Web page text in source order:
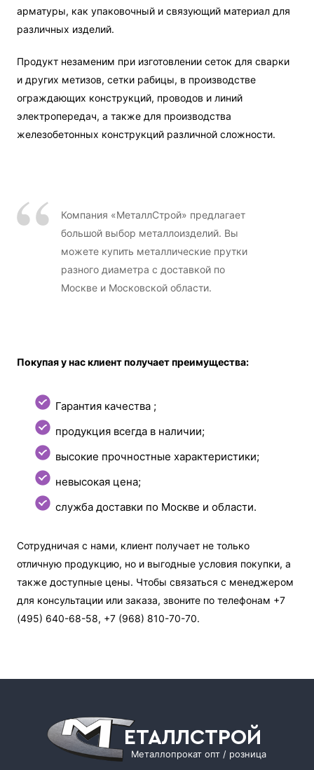
арматуры, как упаковочный и связующий материал для
различных изделий.
Продукт незаменим при изготовлении сеток для сварки
и других метизов, сетки рабицы, в производстве
ограждающих конструкций, проводов и линий
электропередач, а также для производства
железобетонных конструкций различной сложности.
Компания «МеталлСтрой» предлагает
большой выбор металлоизделий. Вы
можете купить металлические прутки
разного диаметра с доставкой по
Москве и Московской области.
Покупая у нас клиент получает преимущества:
Гарантия качества ;
продукция всегда в наличии;
высокие прочностные характеристики;
невысокая цена;
служба доставки по Москве и области.
Сотрудничая с нами, клиент получает не только
отличную продукцию, но и выгодные условия покупки, а
также доступные цены. Чтобы связаться с менеджером
для консультации или заказа, звоните по телефонам +7
(495) 640-68-58, +7 (968) 810-70-70.
ЕТАЛЛСТРОЙ
Металлопрокат опт / розница